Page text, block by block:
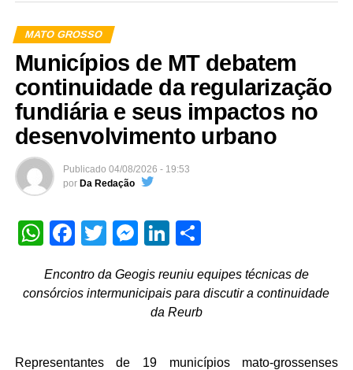
MATO GROSSO
Municípios de MT debatem
continuidade da regularização
fundiária e seus impactos no
desenvolvimento urbano
Publicado 04/08/2026 - 19:53
por Da Redação
WhatsApp
Facebook
TwitterMessenger
LinkedIn
Encontro da Geogis reuniu equipes técnicas de
consórcios intermunicipais para discutir a continuidade
da Reurb
Representantes de 19 municípios mato-grossenses